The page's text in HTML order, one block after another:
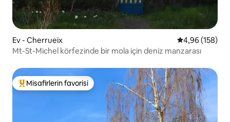
Ev - Cherrueix 5 üzerinden
4,96 (158)
Mt-St-Michel körfezinde bir mola için deniz manzarası
Misafirlerin favorilerinden en beğenilenler arasında
Misafirlerin favorisi